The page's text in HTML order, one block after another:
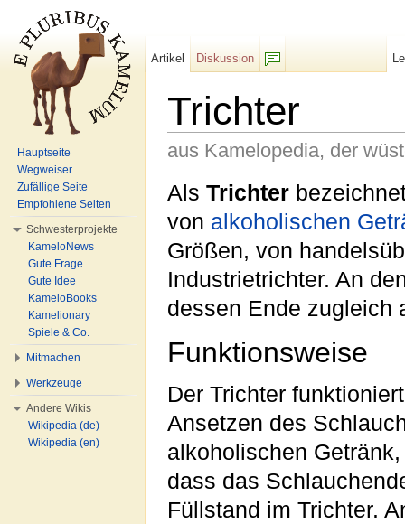
Trichter
aus Kamelopedia, der
Als Trichter
von alkoholischen
Größen, von
Industrietrichter. An
dessen Ende zugleich
Funktionsweise
Der Trichter
Ansetzen des
alkoholischen
dass das
Füllstand im Trichter.
Artikel
Diskussion
Hauptseite
Wegweiser
Zufällige Seite
Empfohlene Seiten
Schwesterprojekte
KameloNews
Gute Frage
Gute Idee
KameloBooks
Kamelionary
Spiele & Co.
Mitmachen
Werkzeuge
Andere Wikis
Wikipedia (de)
Wikipedia (en)